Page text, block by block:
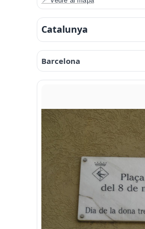
Catalunya
Barcelona